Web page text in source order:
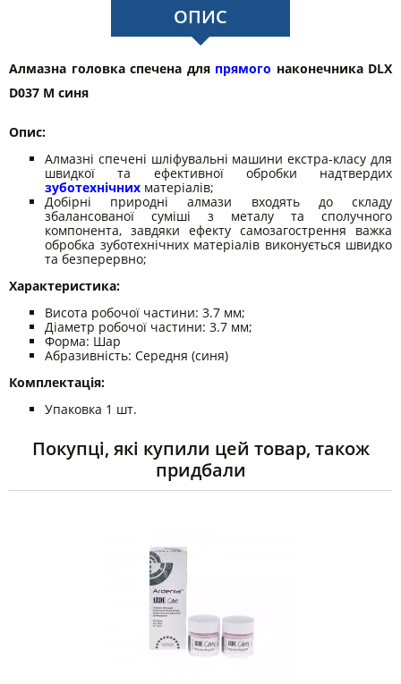
ОПИС
Алмазна головка спечена для прямого наконечника DLX
D037 M синя
Опис:
Алмазні спечені шліфувальні машини екстра-класу для
швидкої та ефективної обробки надтвердих
зуботехнічних матеріалів;
Добірні природні алмази входять до складу
збалансованої суміші з металу та сполучного
компонента, завдяки ефекту самозагострення важка
обробка зуботехнічних матеріалів виконується швидко
та безперервно;
Характеристика:
Висота робочої частини: 3.7 мм;
Діаметр робочої частини: 3.7 мм;
Форма: Шар
Абразивність: Середня (синя)
Комплектація:
Упаковка 1 шт.
Покупці, які купили цей товар, також
придбали